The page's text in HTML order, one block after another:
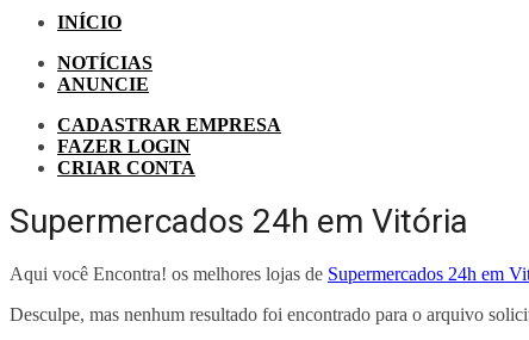
INÍCIO
NOTÍCIAS
ANUNCIE
CADASTRAR EMPRESA
FAZER LOGIN
CRIAR CONTA
Supermercados 24h em Vitória
Aqui você Encontra! os melhores lojas de Supermercados 24h em
Desculpe, mas nenhum resultado foi encontrado para o arquivo